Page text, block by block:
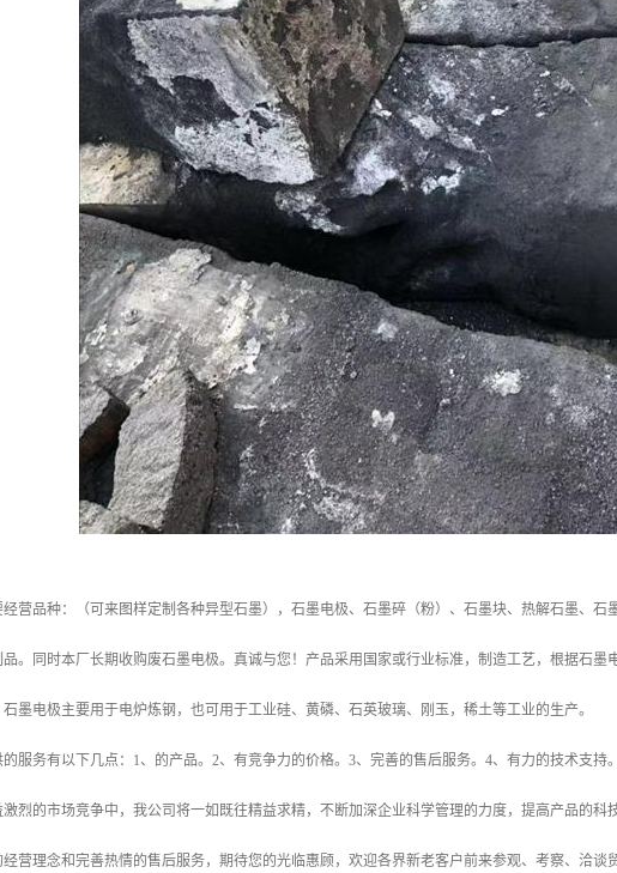
营品种：（可来图样定制各种异型石墨），石墨电极、石墨碎（粉）、石墨块、热解石墨、
。同时本厂长期收购废石墨电极。真诚与您！产品采用国家或行业标准，制造工艺，根据石
墨电极主要用于电炉炼钢，也可用于工业硅、黄磷、石英玻璃、刚玉，稀土等工业的生产。
服务有以下几点：1、的产品。2、有竞争力的价格。3、完善的售后服务。4、有力的技术支持。
烈的市场竞争中，我公司将一如既往精益求精，不断加深企业科学管理的力度，提高产品的科
营理念和完善热情的售后服务，期待您的光临惠顾，欢迎各界新老客户前来参观、考察、洽谈